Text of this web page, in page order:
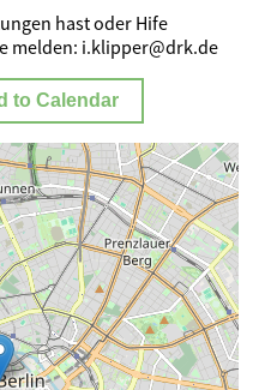
hast oder Hife
melden: i.klipper@drk.de
to Calendar